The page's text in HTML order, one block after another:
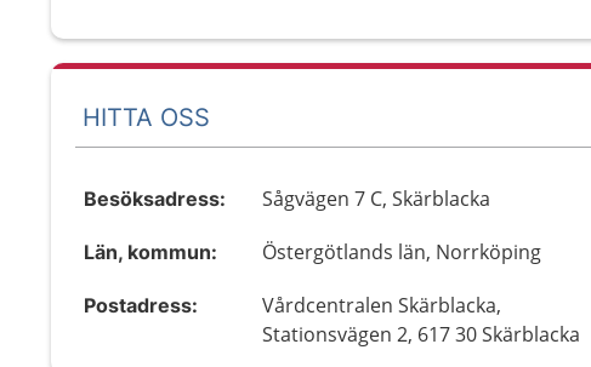
HITTA OSS
Besöksadress: Sågvägen 7 C, Skärblacka
Län, kommun: Östergötlands län, Norrköping
Postadress:
Vårdcentralen Skärblacka,
Stationsvägen 2, 617 30 Skärblacka